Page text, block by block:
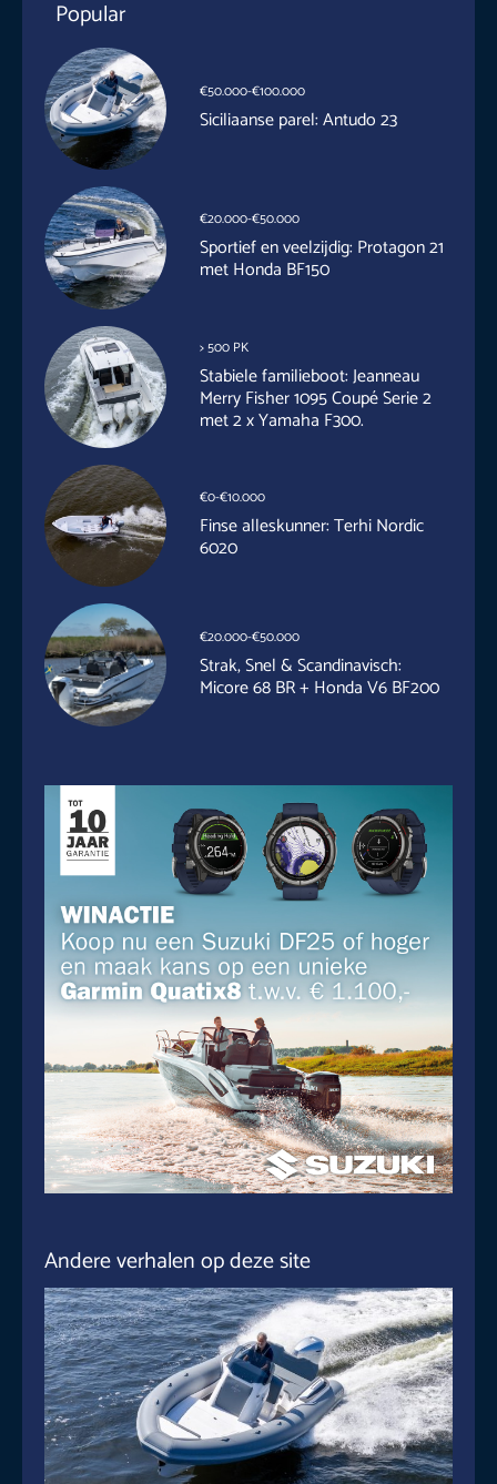
Popular
€50.000-€100.000
Siciliaanse parel: Antudo 23
€20.000-€50.000
Sportief en veelzijdig: Protagon 21
met Honda BF150
> 500 PK
Stabiele familieboot: Jeanneau
Merry Fisher 1095 Coupé Serie 2
met 2 x Yamaha F300.
€0-€10.000
Finse alleskunner: Terhi Nordic
6020
€20.000-€50.000
Strak, Snel & Scandinavisch:
Micore 68 BR + Honda V6 BF200
Andere verhalen op deze site